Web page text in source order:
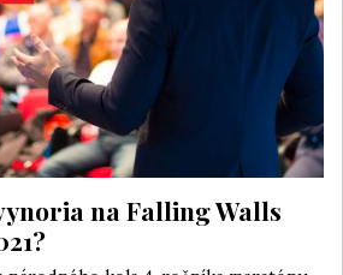
na Falling Walls